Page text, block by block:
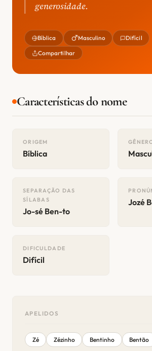
generosidade.
Bíblica Masculino Difícil
Compartilhar
Características do nome
ORIGEM
Bíblica
SEPARAÇÃO DAS
SÍLABAS
Jo-sé Ben-to
Jozé
DIFICULDADE
Difícil
APELIDOS
Zé Zézinho Bentinho Bentão